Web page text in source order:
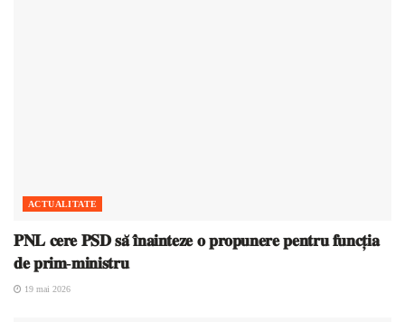
ACTUALITATE
𝐏𝐍𝐋 𝐜𝐞𝐫𝐞 𝐏𝐒𝐃 𝐬𝐚̆ 𝐢̂𝐧𝐚𝐢𝐧𝐭𝐞𝐳𝐞 𝐨 𝐩𝐫𝐨𝐩𝐮𝐧𝐞𝐫𝐞 𝐩𝐞𝐧𝐭𝐫𝐮 𝐟𝐮𝐧𝐜𝐭̦𝐢𝐚
𝐝𝐞 𝐩𝐫𝐢𝐦-𝐦𝐢𝐧𝐢𝐬𝐭𝐫𝐮
19 mai 2026